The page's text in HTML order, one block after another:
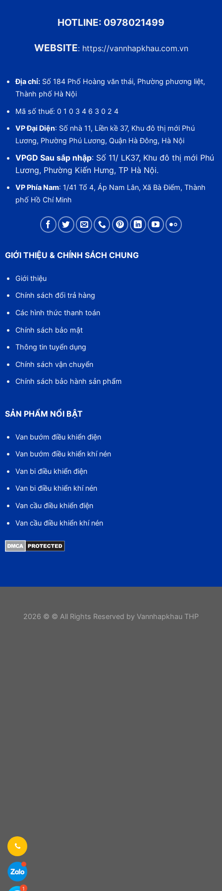
HOTLINE: 0978021499
WEBSITE: https://vannhapkhau.com.vn
Địa chỉ:Số 184 Phố Hoàng văn thái, Phường phương liệt,
Thành phố Hà Nội
Mã số thuế: 0 1 0 3 4 6 3 0 2 4
VP Đại Diện: Số nhà 11, Liền kề 37, Khu đô thị mới Phú
Lương, Phường Phú Lương, Quận Hà Đông, Hà Nội
VPGD Sau sắp nhập: Số 11/ LK37, Khu đô thị mới Phú
Lương, Phường Kiến Hưng, TP Hà Nội.
VP Phía Nam: 1/41 Tổ 4, Áp Nam Lân, Xã Bà Điểm, Thành
phố Hồ Chí Minh
GIỚI THIỆU & CHÍNH SÁCH CHUNG
Giới thiệu
Chính sách đổi trả hàng
Các hình thức thanh toán
Chính sách bảo mật
Thông tin tuyển dụng
Chính sách vận chuyển
Chính sách bảo hành sản phẩm
SẢN PHẨM NỔI BẬT
Van bướm điều khiển điện
Van bướm điều khiển khí nén
Van bi điều khiển điện
Van bi điều khiển khí nén
Van cầu điều khiển điện
Van cầu điều khiển khí nén
2026 © © All Rights Reserved by Vannhapkhau THP